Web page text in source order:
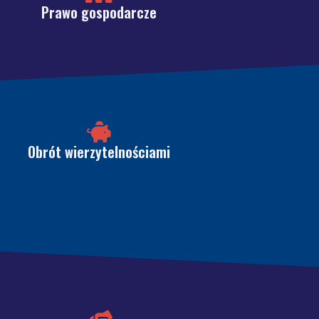
Prawo gospodarcze
Obrót wierzytelnościami